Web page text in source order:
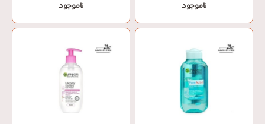
ناموجود ناموجود